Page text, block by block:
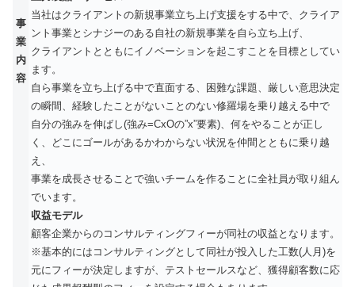
事
業
内
容
当社はクライアントの新規事業立ち上げ支援をする中で、クライア
ント事業とシナジーのある自社の新規事業を自ら立ち上げ、
クライアントとともにイノベーションを起こすことを目標としてい
ます。
自ら事業を立ち上げる中で直面する、困難な課題、厳しい意思決定
の瞬間、経験したことがないことのない修羅場を乗り越える中で
自分の強みを伸ばし(強み=CxOの”x”要素)、何をやることが正し
く、どこにゴールがあるかわからない状況を仲間とともに乗り越
え、
事業を成長させることで強いチームを作ることに全社員が取り組ん
でいます。
収益モデル
顧客企業からのコンサルティングフィーが同社の収益となります。
※基本的にはコンサルティングとして同社が投入した工数(人月)を
元にフィーが決定しますが、テストセールスなど、獲得顧客数に応